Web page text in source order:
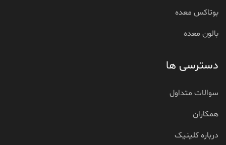
بوتاکس معده
بالون معده
دسترسی ها
سوالات متداول
همکاران
درباره کلینیک